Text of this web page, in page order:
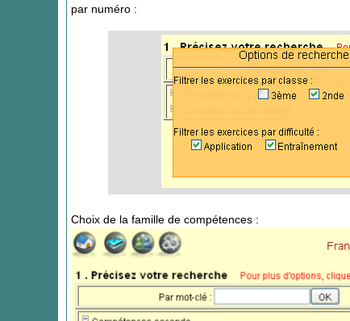
par numéro :
Choix de la famille de compétences :